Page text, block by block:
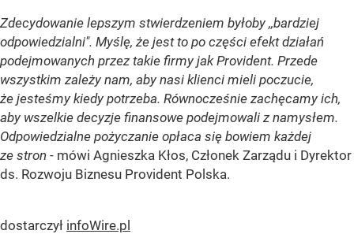
Zdecydowanie lepszym stwierdzeniem byłoby ,,bardziej
odpowiedzialni". Myślę, że jest to po części efekt działań
podejmowanych przez takie firmy jak Provident. Przede
wszystkim zależy nam, aby nasi klienci mieli poczucie,
że jesteśmy kiedy potrzeba. Równocześnie zachęcamy ich,
aby wszelkie decyzje finansowe podejmowali z namysłem.
Odpowiedzialne pożyczanie opłaca się bowiem każdej
ze stron - mówi Agnieszka Kłos, Członek Zarządu i Dyrektor
ds. Rozwoju Biznesu Provident Polska.
dostarczył infoWire.pl